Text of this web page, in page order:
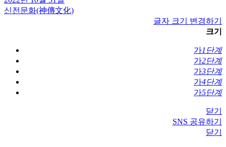
신전문화(神傳文化)
글자 크기 변경하기
크기
가1단계
가2단계
가3단계
가4단계
가5단계
닫기
SNS 공유하기
닫기